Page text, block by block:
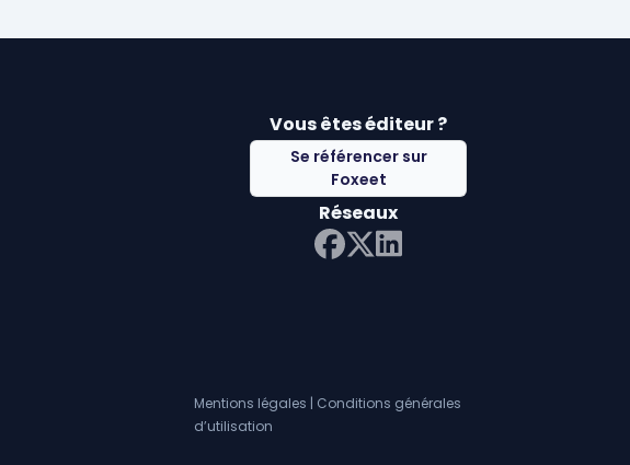
Vous êtes éditeur ?
Se référencer sur
Foxeet
Réseaux
Mentions légales | Conditions générales
d’utilisation